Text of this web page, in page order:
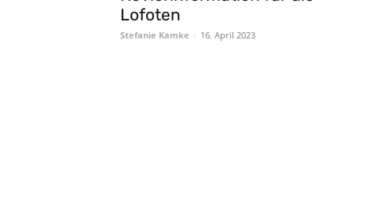
Lofoten
Stefanie Kamke - 16. April 2023